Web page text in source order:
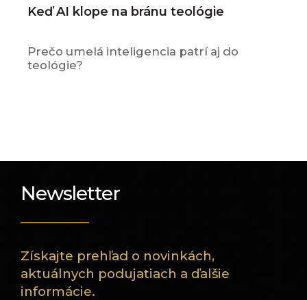
Keď AI klope na bránu teológie
Prečo umelá inteligencia patrí aj do
teológie?
Newsletter
Získajte prehľad o novinkách,
aktuálnych podujatiach a ďalšie
informácie.